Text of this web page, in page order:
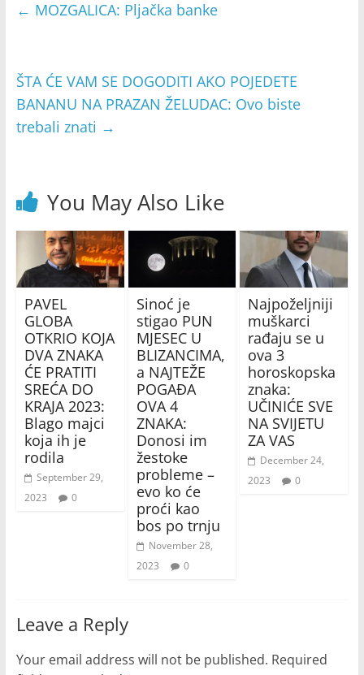
← MOZGALICA: Pljačka banke
ŠTA ĆE VAM SE DOGODITI AKO POJEDETE
BANANU NA PRAZAN ŽELUDAC: Ovo biste
trebali znati →
You May Also Like
PAVEL
GLOBA
OTKRIO KOJA
DVA ZNAKA
ĆE PRATITI
SREĆA DO
KRAJA 2023:
Blago majci
koja ih je
rodila
September 29,
2023
0
Sinoć je
stigao PUN
MJESEC U
BLIZANCIMA,
a NAJTEŽE
POGAĐA
OVA 4
ZNAKA:
Donosi im
žestoke
probleme –
evo ko će
proći kao
bos po trnju
November 28,
2023
0
Najpoželjniji
muškarci
rađaju se u
ova 3
horoskopska
znaka:
UČINIĆE SVE
NA SVIJETU
ZA VAS
December 24,
2023
0
Leave a Reply
Your email address will not be published. Required